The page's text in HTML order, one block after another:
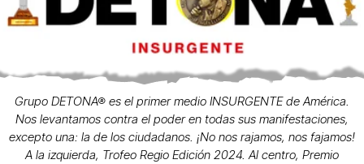
Grupo DETONA® es el primer medio INSURGENTE de América.
Nos levantamos contra el poder en todas sus manifestaciones,
excepto una: la de los ciudadanos. ¡No nos rajamos, nos fajamos!
A la izquierda, Trofeo Regio Edición 2024. Al centro, Premio